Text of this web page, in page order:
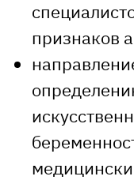
признаков